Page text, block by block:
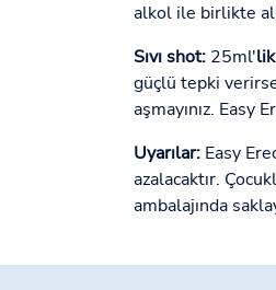
alkol ile birlikte
Sıvı shot: 25ml'lik
güçlü tepki
aşmayınız. Easy
Uyarılar: Easy
azalacaktır.
ambalajında